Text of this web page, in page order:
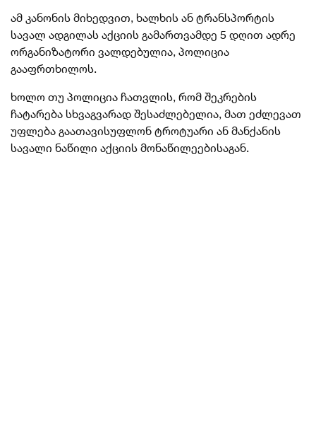
ამ კანონის მიხედვით, ხალხის ან ტრანსპორტის
სავალ ადგილას აქციის გამართვამდე 5 დღით ადრე
ორგანიზატორი ვალდებულია, პოლიცია
გააფრთხილოს.
ხოლო თუ პოლიცია ჩათვლის, რომ შეკრების
ჩატარება სხვაგვარად შესაძლებელია, მათ ეძლევათ
უფლება გაათავისუფლონ ტროტუარი ან მანქანის
სავალი ნაწილი აქციის მონაწილეებისაგან.